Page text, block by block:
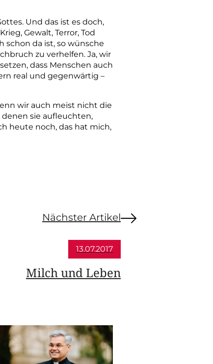
Und das ist es doch,
Gewalt, Terror, Tod
schon da ist, so wünsche
zu verhelfen. Ja, wir
dass Menschen auch
real und gegenwärtig –
wir auch meist nicht die
sie aufleuchten,
heute noch, das hat mich,
Nächster Artikel
13.07.2017
Milch und Leben